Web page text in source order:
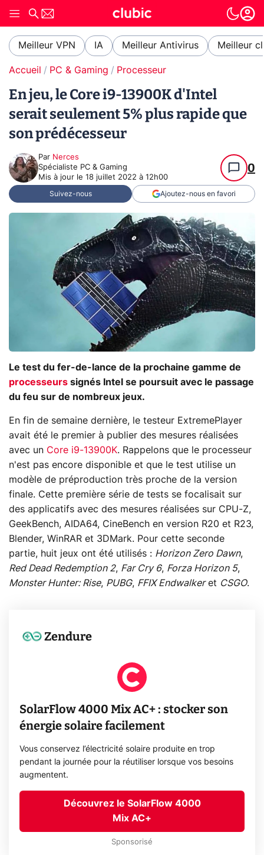
Meilleur VPN IA Meilleur Antivirus Meilleur
Accueil PC & Gaming Processeur
En jeu, le Core i9-13900K d'Intel
serait seulement 5% plus rapide que
son prédécesseur
Par Nerces
Spécialiste PC & Gaming
Mis à jour le 18 juillet 2022 à 12h00
0
Suivez-nous Ajoutez-nous en favori
Le test du fer-de-lance de la prochaine gamme de
processeurs signés Intel se poursuit avec le passage
du feu sur de nombreux jeux.
En fin de semaine dernière, le testeur ExtremePlayer
avait été le premier à publier des mesures réalisées
avec un Core i9-13900K. Rappelons que le processeur
n'est pas encore disponible et que le test utilise un
modèle de préproduction très proche de la version
finale. Cette première série de tests se focalisait sur
des applicatifs avec des mesures réalisées sur CPU-Z,
GeekBench, AIDA64, CineBench en version R20 et R23,
Blender, WinRAR et 3DMark. Pour cette seconde
partie, huit jeux ont été utilisés : Horizon Zero Dawn,
Red Dead Redemption 2, Far Cry 6, Forza Horizon 5,
Monster Hunter: Rise, PUBG, FFIX Endwalkeret CSGO.
Zendure
SolarFlow 4000 Mix AC+ : stocker son
énergie solaire facilement
Vous conservez l’électricité solaire produite en trop
pendant la journée pour la réutiliser lorsque vos besoins
augmentent.
Découvrez le SolarFlow 4000
Mix AC+
Sponsorisé